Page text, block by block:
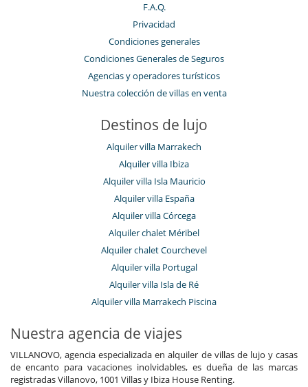
F.A.Q.
Privacidad
Condiciones generales
Condiciones Generales de Seguros
Agencias y operadores turísticos
Nuestra colección de villas en venta
Destinos de lujo
Alquiler villa Marrakech
Alquiler villa Ibiza
Alquiler villa Isla Mauricio
Alquiler villa España
Alquiler villa Córcega
Alquiler chalet Méribel
Alquiler chalet Courchevel
Alquiler villa Portugal
Alquiler villa Isla de Ré
Alquiler villa Marrakech Piscina
Nuestra agencia de viajes
VILLANOVO, agencia especializada en alquiler de villas de lujo y casas
de encanto para vacaciones inolvidables, es dueña de las marcas
registradas Villanovo, 1001 Villas y Ibiza House Renting.